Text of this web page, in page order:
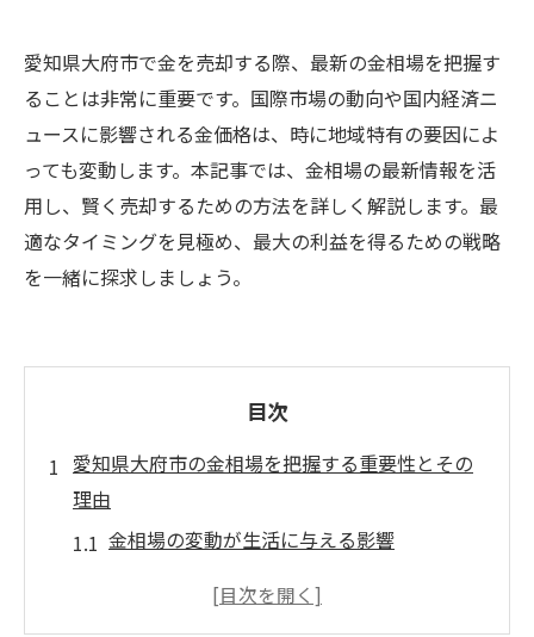
愛知県大府市で金を売却する際、最新の金相場を把握す
ることは非常に重要です。国際市場の動向や国内経済ニ
ュースに影響される金価格は、時に地域特有の要因によ
っても変動します。本記事では、金相場の最新情報を活
用し、賢く売却するための方法を詳しく解説します。最
適なタイミングを見極め、最大の利益を得るための戦略
を一緒に探求しましょう。
目次
愛知県大府市の金相場を把握する重要性とその
理由
金相場の変動が生活に与える影響
大府市の特性が金価格に与える影響